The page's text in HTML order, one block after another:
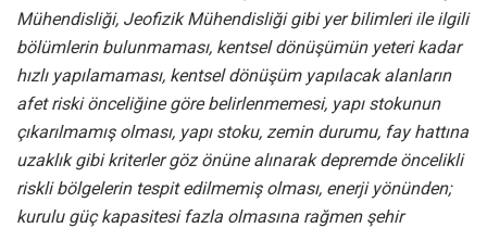
Mühendisliği, Jeofizik Mühendisliği gibi yer bilimleri ile ilgili
bölümlerin bulunmaması, kentsel dönüşümün yeteri kadar
hızlı yapılamaması, kentsel dönüşüm yapılacak alanların
afet riski önceliğine göre belirlenmemesi, yapı stokunun
çıkarılmamış olması, yapı stoku, zemin durumu, fay hattına
uzaklık gibi kriterler göz önüne alınarak depremde öncelikli
riskli bölgelerin tespit edilmemiş olması, enerji yönünden;
kurulu güç kapasitesi fazla olmasına rağmen şehir